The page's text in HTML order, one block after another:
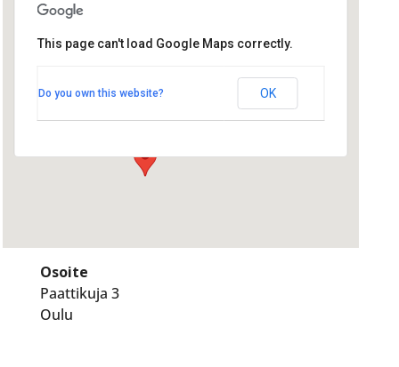
Paattikuja 3 - Oulu
This page can't load Google Maps correctly.
Do you own this website? OK
Osoite
Paattikuja 3
Oulu